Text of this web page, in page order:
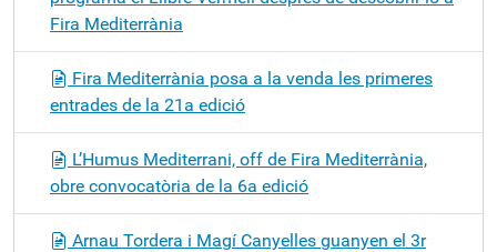
Fira Mediterrània
Fira Mediterrània posa a la venda les primeres
entrades de la 21a edició
L’Humus Mediterrani, off de Fira Mediterrània,
obre convocatòria de la 6a edició
Arnau Tordera i Magí Canyelles guanyen el 3r